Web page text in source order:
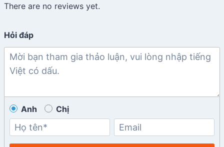
There are no reviews yet.
Hỏi đáp
Anh Chị